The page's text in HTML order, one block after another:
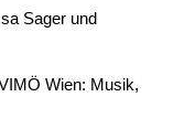
Sager und
Wien: Musik,